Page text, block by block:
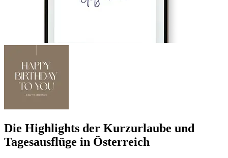
Die Highlights der Kurzurlaube und
Tagesausflüge in Österreich